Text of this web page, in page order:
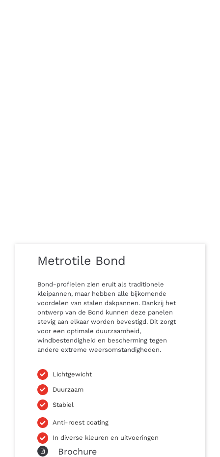
Metrotile Bond
Bond-profielen zien eruit als traditionele
kleipannen, maar hebben alle bijkomende
voordelen van stalen dakpannen. Dankzij het
ontwerp van de Bond kunnen deze panelen
stevig aan elkaar worden bevestigd. Dit zorgt
voor een optimale duurzaamheid,
windbestendigheid en bescherming tegen
andere extreme weersomstandigheden.
Lichtgewicht
Duurzaam
Stabiel
Anti-roest coating
In diverse kleuren en uitvoeringen
Brochure